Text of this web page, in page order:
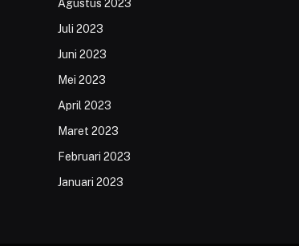
Agustus 2023
Juli 2023
Juni 2023
Mei 2023
April 2023
Maret 2023
Februari 2023
Januari 2023